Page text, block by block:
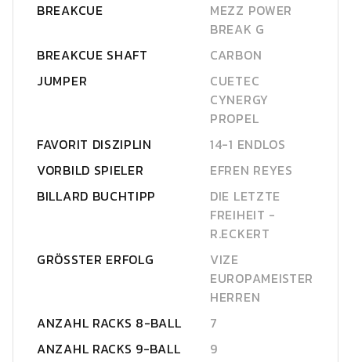
BREAKCUE
MEZZ POWER
BREAK G
BREAKCUE SHAFT
CARBON
JUMPER
CUETEC
CYNERGY
PROPEL
FAVORIT DISZIPLIN
14-1 ENDLOS
VORBILD SPIELER
EFREN REYES
BILLARD BUCHTIPP
DIE LETZTE
FREIHEIT -
R.ECKERT
GRÖSSTER ERFOLG
VIZE
EUROPAMEISTER
HERREN
ANZAHL RACKS 8-BALL
7
ANZAHL RACKS 9-BALL
9